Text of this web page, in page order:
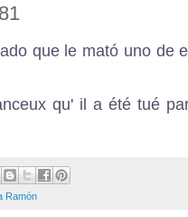
que le mató uno de
qu' il a été tué
Ramón